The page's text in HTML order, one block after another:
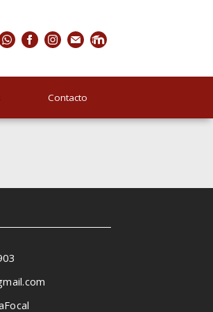
Contacto